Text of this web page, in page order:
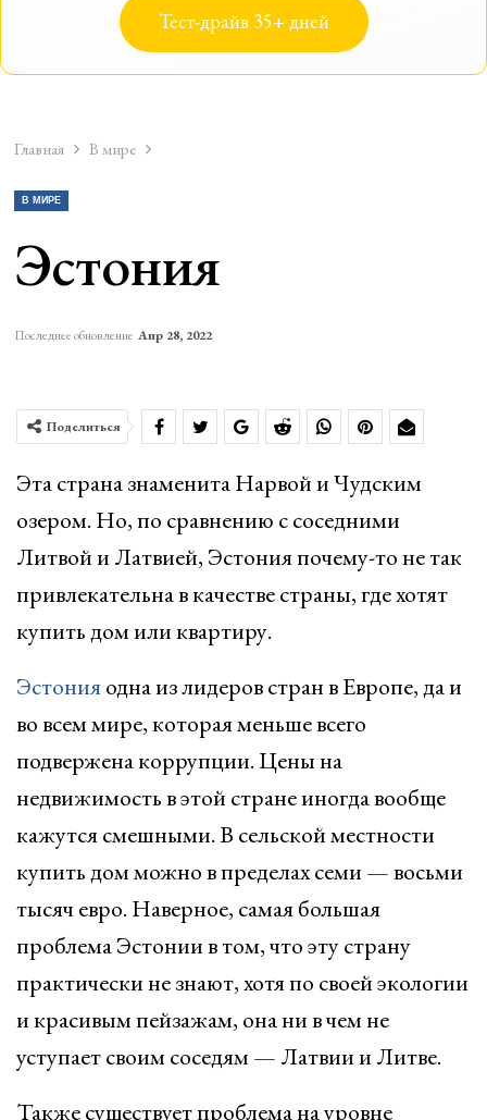
Тест-драйв 35+ дней
Главная В мире
В МИРЕ
Эстония
Последнее обновление Апр 28, 2022
Поделиться
Эта страна знаменита Нарвой и Чудским
озером. Но, по сравнению с соседними
Литвой и Латвией, Эстония почему-то не так
привлекательна в качестве страны, где хотят
купить дом или квартиру.
Эстонияодна из лидеров стран в Европе, да и
во всем мире, которая меньше всего
подвержена коррупции. Цены на
недвижимость в этой стране иногда вообще
кажутся смешными. В сельской местности
купить дом можно в пределах семи — восьми
тысяч евро. Наверное, самая большая
проблема Эстонии в том, что эту страну
практически не знают, хотя по своей экологии
и красивым пейзажам, она ни в чем не
уступает своим соседям — Латвии и Литве.
Также существует проблема на уровне